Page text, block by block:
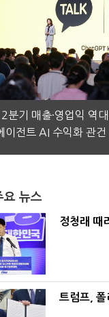
분기 매출·영업익 역대
이전트 AI 수익화 관건
요 뉴스
정청래 때
트럼프,